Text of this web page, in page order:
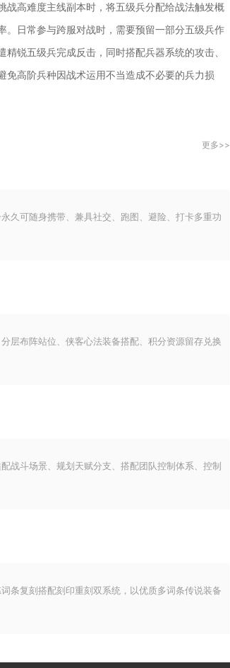
高难度主线副本时，将五级兵分配给战法触发概
日常参与跨服对战时，需要预留一部分五级兵作
锐五级兵完成反击，同时搭配兵器系统的攻击、
免高阶兵种因战术运用不当造成不必要的兵力损
更多>>
久可随身携带、兼具社交、跑图、避险、打卡多重功
层布阵站位、侠客心法装备搭配、积分资源留存兑换
战斗场景、规划天赋分支、搭配团队控制体系、控制
条复刻搭配刻印重刻双系统，以优质多词条传说装备